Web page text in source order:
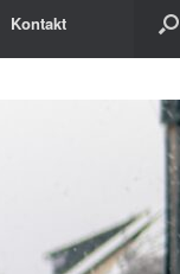
Kontakt